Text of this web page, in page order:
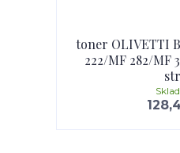
toner OLIVETTI
222/MF 282/MF